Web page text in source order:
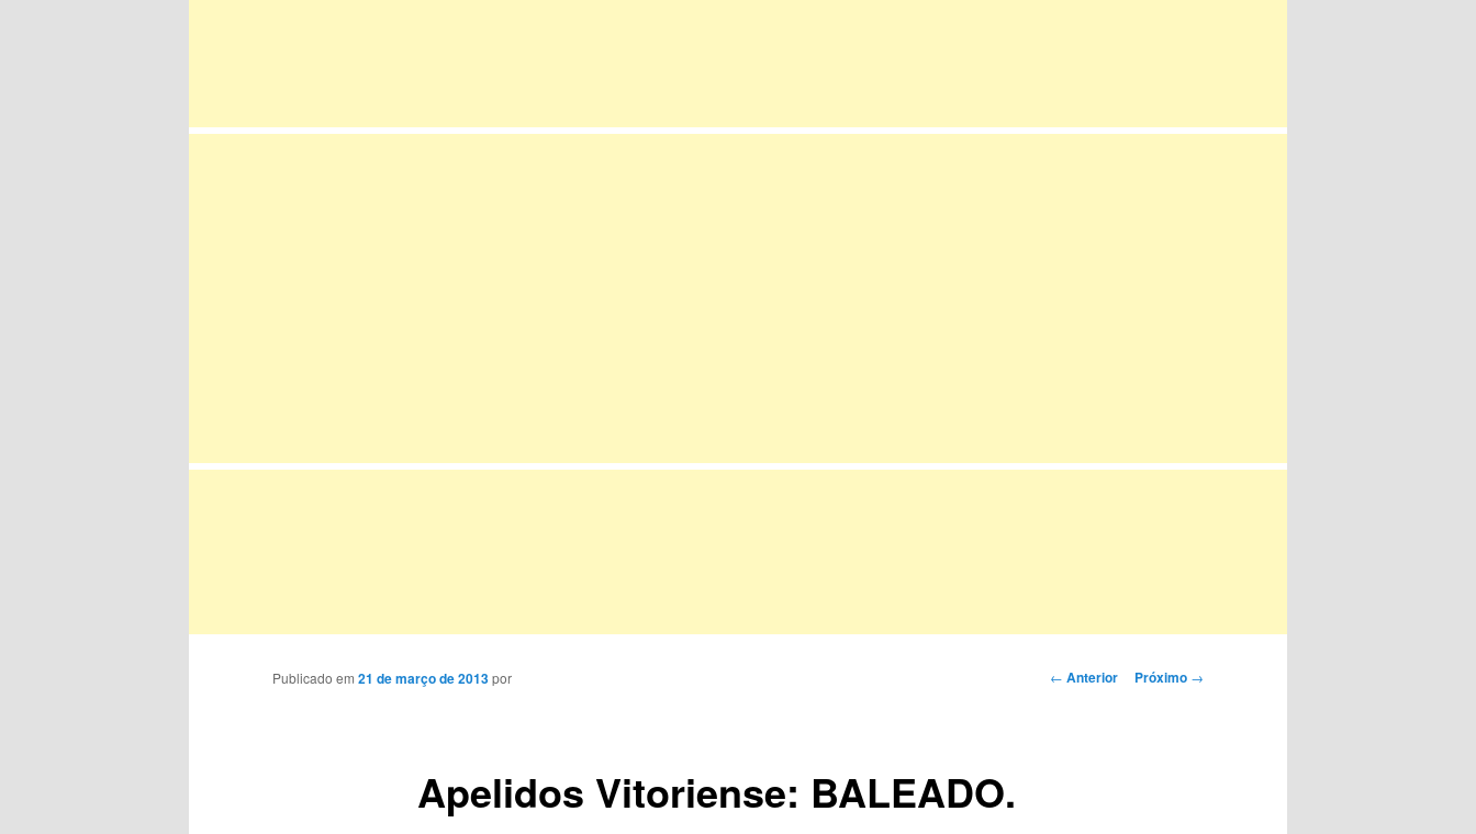
Navegação
← Anterior Próximo →
Apelidos Vitoriense: BALEADO.
Publicado em 21 de março de 2013por